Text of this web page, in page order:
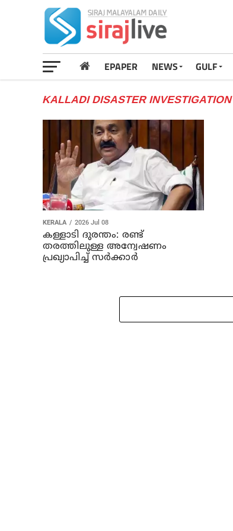
EPAPER NEWS GULF
KALLADI DISASTER INVESTIGATION
KERALA 2026 Jul 08
കള്ളാടി ദുരന്തം: രണ്ട്
തരത്തിലുള്ള അന്വേഷണം
പ്രഖ്യാപിച്ച് സര്‍ക്കാര്‍